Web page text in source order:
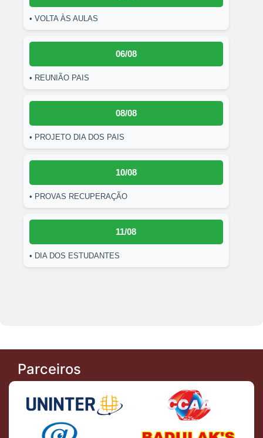
• VOLTA ÀS AULAS
06/08
• REUNIÃO PAIS
08/08
• PROJETO DIA DOS PAIS
10/08
• PROVAS RECUPERAÇÃO
11/08
• DIA DOS ESTUDANTES
Parceiros